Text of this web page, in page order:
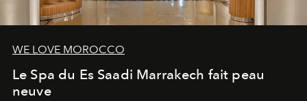
WE LOVE MOROCCO
Le Spa du Es Saadi Marrakech fait peau
neuve